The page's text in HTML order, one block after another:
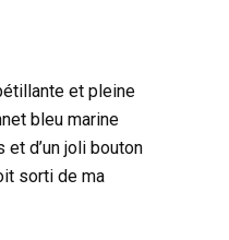
et pleine
bleu marine
d’un joli bouton
sorti de ma